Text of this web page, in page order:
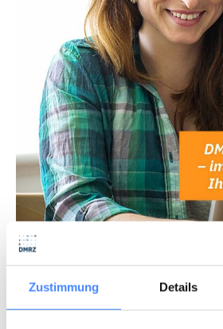
Zustimmung Details
Abonniere unseren Newsletter